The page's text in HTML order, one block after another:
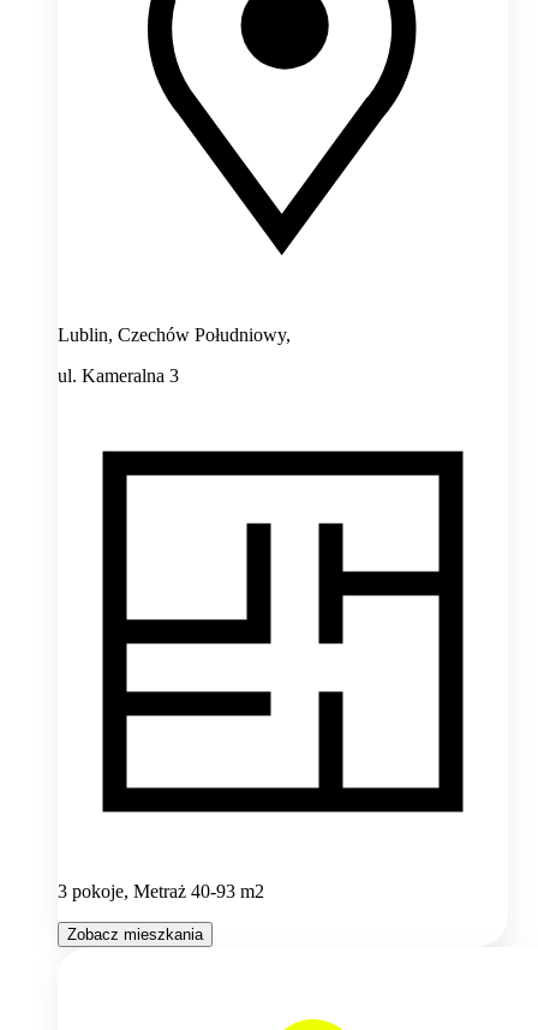
Lublin, Czechów Południowy,
ul. Kameralna 3
3 pokoje, Metraż 40-93 m2
Zobacz mieszkania